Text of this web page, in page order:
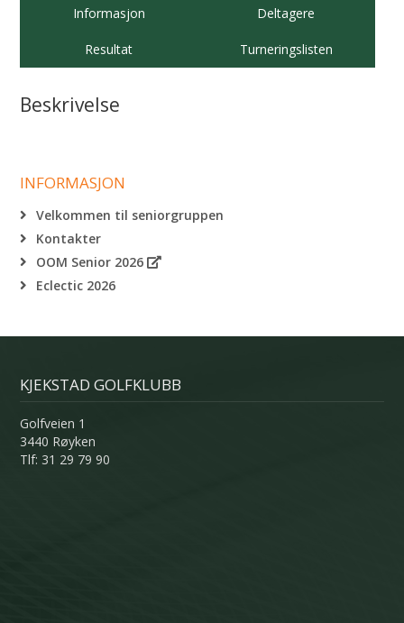
Informasjon Deltagere
Resultat Turneringslisten
Beskrivelse
INFORMASJON
Velkommen til seniorgruppen
Kontakter
OOM Senior 2026
Eclectic 2026
KJEKSTAD GOLFKLUBB
Golfveien 1
3440 Røyken
Tlf: 31 29 79 90